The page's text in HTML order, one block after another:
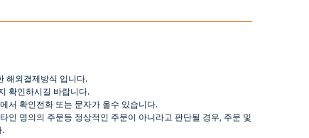
해외결제방식 입니다.
확인하시길 바랍니다.
서 확인전화 또는 문자가 올수 있습니다.
타인 명의의 주문등 정상적인 주문이 아니라고 판단될 경우 주문 및
.